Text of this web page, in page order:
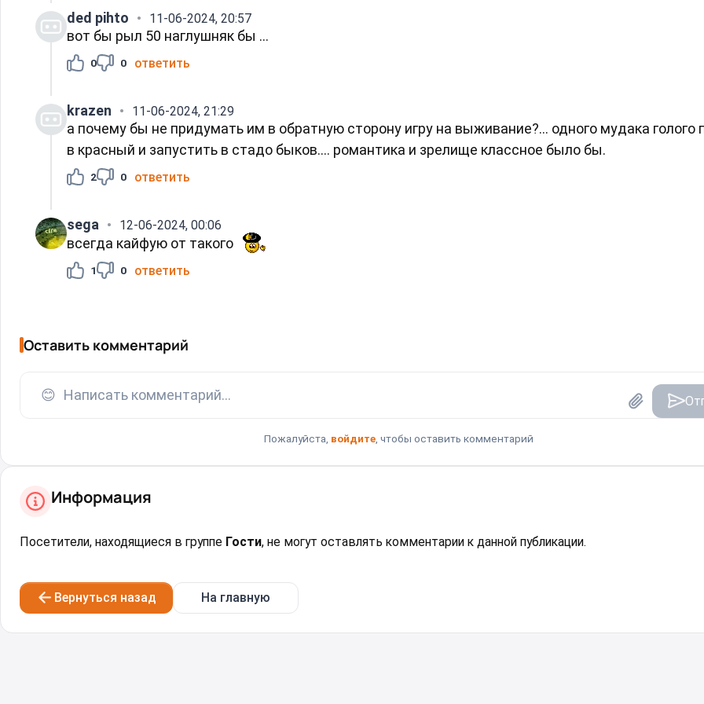
ded pihto 11-06-2024, 20:57
вот бы рыл 50 наглушняк бы ...
0 0 ответить
krazen 11-06-2024, 21:29
а почему бы не придумать им в обратную сторону игру на выживание?... одного мудака голого
в красный и запустить в стадо быков.... романтика и зрелище классное было бы.
2 0 ответить
sega 12-06-2024, 00:06
всегда кайфую от такого
1 0 ответить
Оставить комментарий
😊 Написать комментарий...
Пожалуйста, войдите, чтобы оставить комментарий
Информация
Посетители, находящиеся в группе Гости, не могут оставлять комментарии к данной публикации.
Вернуться назад На главную